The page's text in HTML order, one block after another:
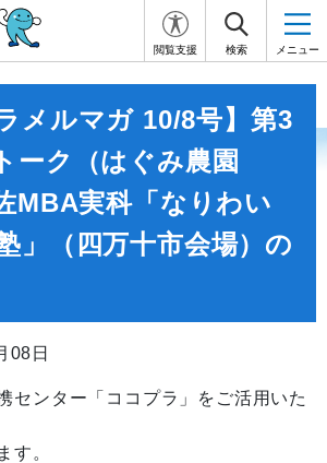
閲覧支援 検索 メニュー
メルマガ 10/8号】第3
ーク（はぐみ農園
MBA実科「なりわい
」（四万十市会場）の
08日
センター「ココプラ」をご活用いた
す。